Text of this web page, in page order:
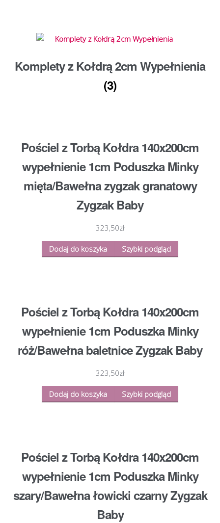
Komplety z Kołdrą 2cm Wypełnienia
(3)
Pościel z Torbą Kołdra 140x200cm
wypełnienie 1cm Poduszka Minky
mięta/Bawełna zygzak granatowy
Zygzak Baby
323,50zł
Dodaj do koszyka Szybki podgląd
Pościel z Torbą Kołdra 140x200cm
wypełnienie 1cm Poduszka Minky
róż/Bawełna baletnice Zygzak Baby
323,50zł
Dodaj do koszyka Szybki podgląd
Pościel z Torbą Kołdra 140x200cm
wypełnienie 1cm Poduszka Minky
szary/Bawełna łowicki czarny Zygzak
Baby